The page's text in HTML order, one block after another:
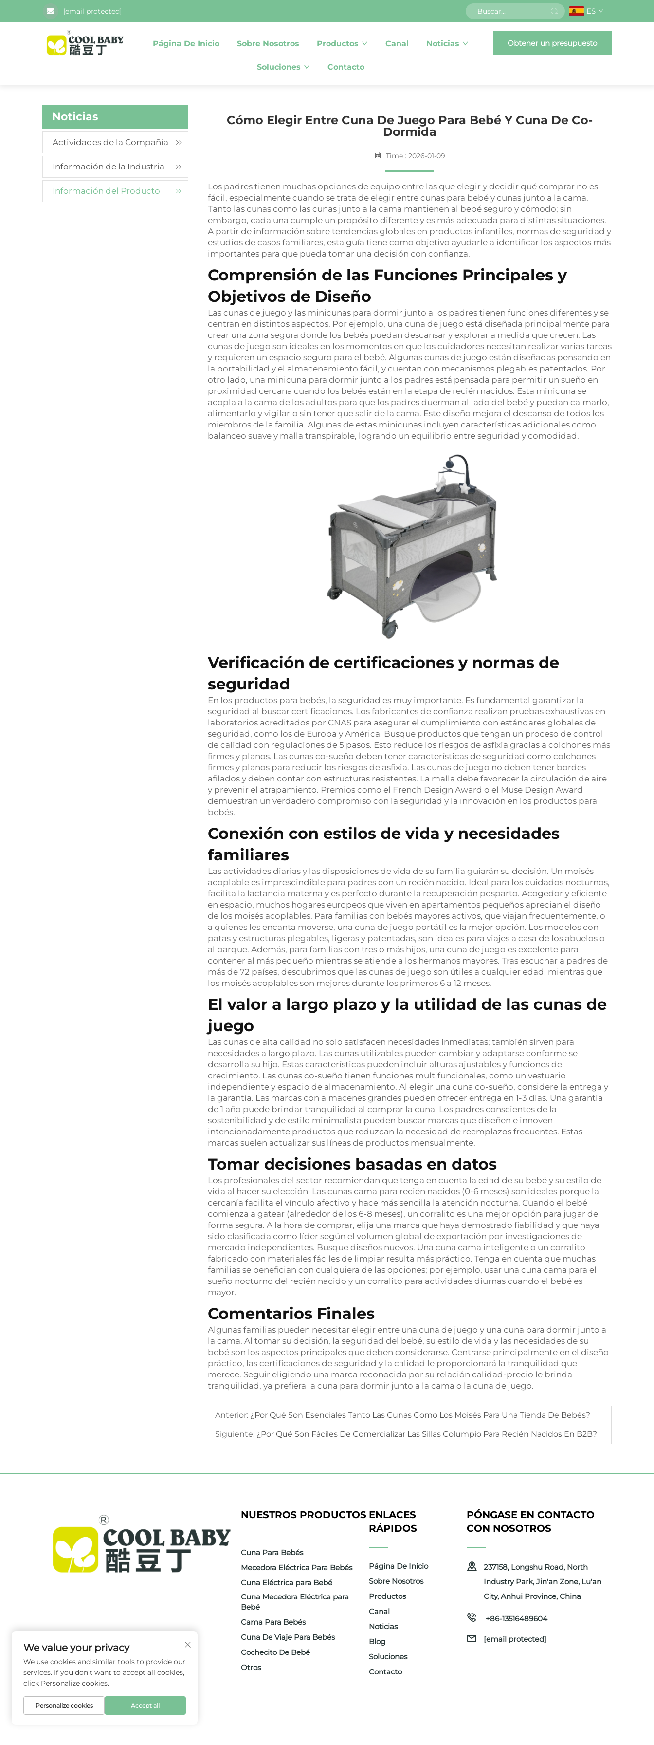
[email protected] ES
Página De Inicio Sobre Nosotros Productos Canal Noticias
Soluciones Contacto
Obtener un presupuesto
Noticias
Actividades de la Compañía
Información de la Industria
Información del Producto
Cómo Elegir Entre Cuna De Juego Para Bebé Y Cuna De Co-
Dormida
Time : 2026-01-09
Los padres tienen muchas opciones de equipo entre las que elegir y decidir qué comprar no es
fácil, especialmente cuando se trata de elegir entre cunas para bebé y cunas junto a la cama.
Tanto las cunas como las cunas junto a la cama mantienen al bebé seguro y cómodo; sin
embargo, cada una cumple un propósito diferente y es más adecuada para distintas situaciones.
A partir de información sobre tendencias globales en productos infantiles, normas de seguridad y
estudios de casos familiares, esta guía tiene como objetivo ayudarle a identificar los aspectos más
importantes para que pueda tomar una decisión con confianza.
Comprensión de las Funciones Principales y
Objetivos de Diseño
Las cunas de juego y las minicunas para dormir junto a los padres tienen funciones diferentes y se
centran en distintos aspectos. Por ejemplo, una cuna de juego está diseñada principalmente para
crear una zona segura donde los bebés puedan descansar y explorar a medida que crecen. Las
cunas de juego son ideales en los momentos en que los cuidadores necesitan realizar varias tareas
y requieren un espacio seguro para el bebé. Algunas cunas de juego están diseñadas pensando en
la portabilidad y el almacenamiento fácil, y cuentan con mecanismos plegables patentados. Por
otro lado, una minicuna para dormir junto a los padres está pensada para permitir un sueño en
proximidad cercana cuando los bebés están en la etapa de recién nacidos. Esta minicuna se
acopla a la cama de los adultos para que los padres duerman al lado del bebé y puedan calmarlo,
alimentarlo y vigilarlo sin tener que salir de la cama. Este diseño mejora el descanso de todos los
miembros de la familia. Algunas de estas minicunas incluyen características adicionales como
balanceo suave y malla transpirable, logrando un equilibrio entre seguridad y comodidad.
Verificación de certificaciones y normas de
seguridad
En los productos para bebés, la seguridad es muy importante. Es fundamental garantizar la
seguridad al buscar certificaciones. Los fabricantes de confianza realizan pruebas exhaustivas en
laboratorios acreditados por CNAS para asegurar el cumplimiento con estándares globales de
seguridad, como los de Europa y América. Busque productos que tengan un proceso de control
de calidad con regulaciones de 5 pasos. Esto reduce los riesgos de asfixia gracias a colchones más
firmes y planos. Las cunas co-sueño deben tener características de seguridad como colchones
firmes y planos para reducir los riesgos de asfixia. Las cunas de juego no deben tener bordes
afilados y deben contar con estructuras resistentes. La malla debe favorecer la circulación de aire
y prevenir el atrapamiento. Premios como el French Design Award o el Muse Design Award
demuestran un verdadero compromiso con la seguridad y la innovación en los productos para
bebés.
Conexión con estilos de vida y necesidades
familiares
Las actividades diarias y las disposiciones de vida de su familia guiarán su decisión. Un moisés
acoplable es imprescindible para padres con un recién nacido. Ideal para los cuidados nocturnos,
facilita la lactancia materna y es perfecto durante la recuperación posparto. Acogedor y eficiente
en espacio, muchos hogares europeos que viven en apartamentos pequeños aprecian el diseño
de los moisés acoplables. Para familias con bebés mayores activos, que viajan frecuentemente, o
a quienes les encanta moverse, una cuna de juego portátil es la mejor opción. Los modelos con
patas y estructuras plegables, ligeras y patentadas, son ideales para viajes a casa de los abuelos o
al parque. Además, para familias con tres o más hijos, una cuna de juego es excelente para
contener al más pequeño mientras se atiende a los hermanos mayores. Tras escuchar a padres de
más de 72 países, descubrimos que las cunas de juego son útiles a cualquier edad, mientras que
los moisés acoplables son mejores durante los primeros 6 a 12 meses.
El valor a largo plazo y la utilidad de las cunas de
juego
Las cunas de alta calidad no solo satisfacen necesidades inmediatas; también sirven para
necesidades a largo plazo. Las cunas utilizables pueden cambiar y adaptarse conforme se
desarrolla su hijo. Estas características pueden incluir alturas ajustables y funciones de
crecimiento. Las cunas co-sueño tienen funciones multifuncionales, como un vestuario
independiente y espacio de almacenamiento. Al elegir una cuna co-sueño, considere la entrega y
la garantía. Las marcas con almacenes grandes pueden ofrecer entrega en 1-3 días. Una garantía
de 1 año puede brindar tranquilidad al comprar la cuna. Los padres conscientes de la
sostenibilidad y de estilo minimalista pueden buscar marcas que diseñen e innoven
intencionadamente productos que reduzcan la necesidad de reemplazos frecuentes. Estas
marcas suelen actualizar sus líneas de productos mensualmente.
Tomar decisiones basadas en datos
Los profesionales del sector recomiendan que tenga en cuenta la edad de su bebé y su estilo de
vida al hacer su elección. Las cunas cama para recién nacidos (0-6 meses) son ideales porque la
cercanía facilita el vínculo afectivo y hace más sencilla la atención nocturna. Cuando el bebé
comienza a gatear (alrededor de los 6-8 meses), un corralito es una mejor opción para jugar de
forma segura. A la hora de comprar, elija una marca que haya demostrado fiabilidad y que haya
sido clasificada como líder según el volumen global de exportación por investigaciones de
mercado independientes. Busque diseños nuevos. Una cuna cama inteligente o un corralito
fabricado con materiales fáciles de limpiar resulta más práctico. Tenga en cuenta que muchas
familias se benefician con cualquiera de las opciones; por ejemplo, usar una cuna cama para el
sueño nocturno del recién nacido y un corralito para actividades diurnas cuando el bebé es
mayor.
Comentarios Finales
Algunas familias pueden necesitar elegir entre una cuna de juego y una cuna para dormir junto a
la cama. Al tomar su decisión, la seguridad del bebé, su estilo de vida y las necesidades de su
bebé son los aspectos principales que deben considerarse. Centrarse principalmente en el diseño
práctico, las certificaciones de seguridad y la calidad le proporcionará la tranquilidad que
merece. Seguir eligiendo una marca reconocida por su relación calidad-precio le brinda
tranquilidad, ya prefiera la cuna para dormir junto a la cama o la cuna de juego.
Anterior: ¿Por Qué Son Esenciales Tanto Las Cunas Como Los Moisés Para Una Tienda De Bebés?
Siguiente: ¿Por Qué Son Fáciles De Comercializar Las Sillas Columpio Para Recién Nacidos En B2B?
seguridad validada en laboratorio, entregamos
artículos para bebés innovadores y de alta calidad,
confiables en 72 países. Solicite un catálogo hoy.
NUESTROS PRODUCTOS
Cuna Para Bebés
Mecedora Eléctrica Para Bebés
Cuna Eléctrica para Bebé
Cuna Mecedora Eléctrica para
Bebé
Cama Para Bebés
Cuna De Viaje Para Bebés
Cochecito De Bebé
Otros
ENLACES
RÁPIDOS
Página De Inicio
Sobre Nosotros
Productos
Canal
Noticias
Blog
Soluciones
Contacto
PÓNGASE EN CONTACTO
CON NOSOTROS
237158, Longshu Road, North
Industry Park, Jin'an Zone, Lu'an
City, Anhui Province, China
+86-13516489604
[email protected]
We value your privacy
We use cookies and similar tools to provide our
services. If you don't want to accept all cookies,
click Personalize cookies.
Personalize cookies Accept all